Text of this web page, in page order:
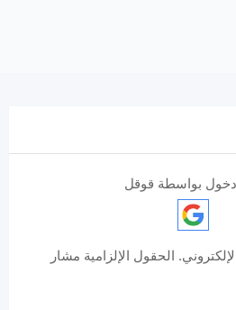
بواسطة قوقل
الحقول الإلزامية مشار